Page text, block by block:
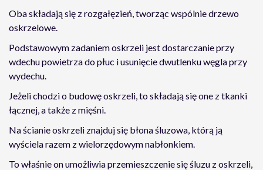
Oba składają się z rozgałęzień, tworząc wspólnie drzewo
oskrzelowe.
Podstawowym zadaniem oskrzeli jest dostarczanie przy
wdechu powietrza do płuc i usunięcie dwutlenku węgla przy
wydechu.
Jeżeli chodzi o budowę oskrzeli, to składają się one z tkanki
łącznej, a także z mięśni.
Na ścianie oskrzeli znajduj się błona śluzowa, którą ją
wyściela razem z wielorzędowym nabłonkiem.
To właśnie on umożliwia przemieszczenie się śluzu z oskrzeli,